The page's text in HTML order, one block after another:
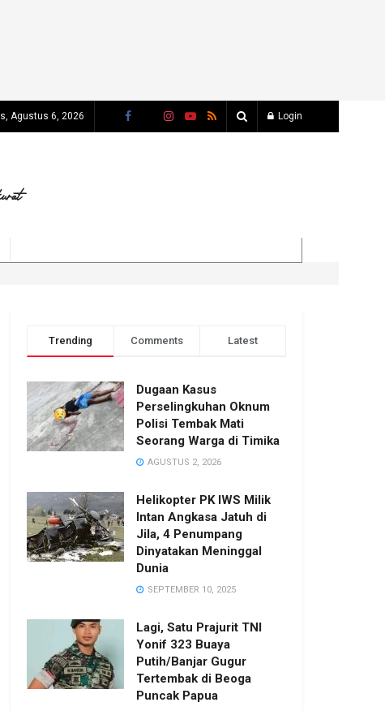
Agustus 6, 2026 Login
Trending Comments Latest
Dugaan Kasus
Perselingkuhan Oknum
Polisi Tembak Mati
Seorang Warga di Timika
AGUSTUS 2, 2026
Helikopter PK IWS Milik
Intan Angkasa Jatuh di
Jila, 4 Penumpang
Dinyatakan Meninggal
Dunia
SEPTEMBER 10, 2025
Lagi, Satu Prajurit TNI
Yonif 323 Buaya
Putih/Banjar Gugur
Tertembak di Beoga
Puncak Papua